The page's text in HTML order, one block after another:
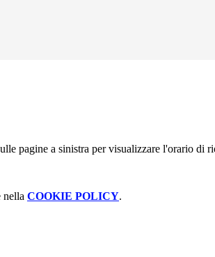
pagine a sinistra per visualizzare l'orario di
nella COOKIE POLICY.